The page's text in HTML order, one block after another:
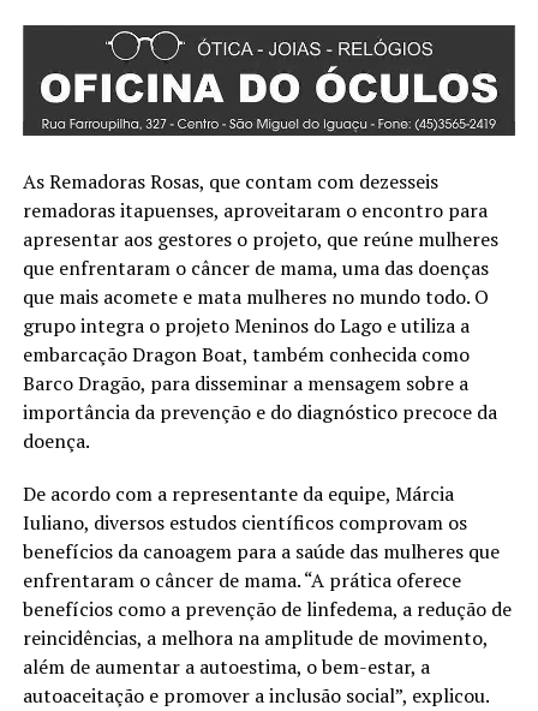
As Remadoras Rosas, que contam com dezesseis
remadoras itapuenses, aproveitaram o encontro para
apresentar aos gestores o projeto, que reúne mulheres
que enfrentaram o câncer de mama, uma das doenças
que mais acomete e mata mulheres no mundo todo. O
grupo integra o projeto Meninos do Lago e utiliza a
embarcação Dragon Boat, também conhecida como
Barco Dragão, para disseminar a mensagem sobre a
importância da prevenção e do diagnóstico precoce da
doença.
De acordo com a representante da equipe, Márcia
Iuliano, diversos estudos científicos comprovam os
benefícios da canoagem para a saúde das mulheres que
enfrentaram o câncer de mama. “A prática oferece
benefícios como a prevenção de linfedema, a redução de
reincidências, a melhora na amplitude de movimento,
além de aumentar a autoestima, o bem-estar, a
autoaceitação e promover a inclusão social”, explicou.